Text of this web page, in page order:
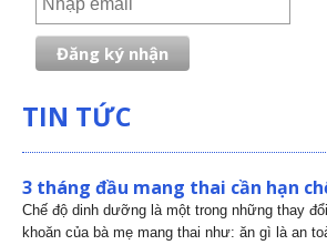
TIN TỨC
3 tháng đầu mang thai cần hạn
Chế độ dinh dưỡng là một trong những thay
khoăn của bà mẹ mang thai như: ăn gì là an